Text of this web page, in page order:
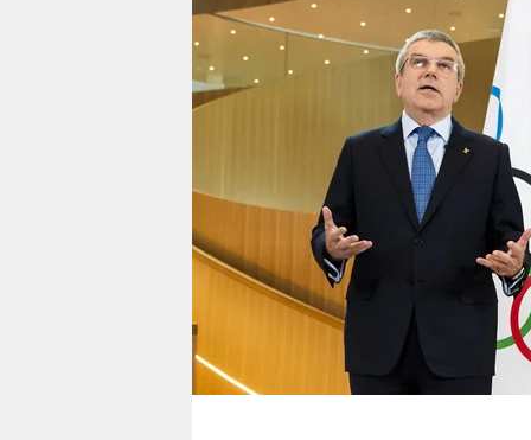
wahrheit
verlag
veranstaltungen
shop
fragen & hilfe
unterstützen
genossenschaft